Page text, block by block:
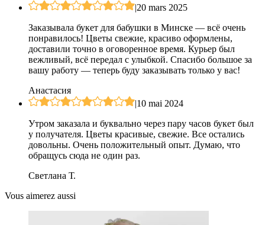
|20 mars 2025
Заказывала букет для бабушки в Минске — всё очень
понравилось! Цветы свежие, красиво оформлены,
доставили точно в оговоренное время. Курьер был
вежливый, всё передал с улыбкой. Спасибо большое за
вашу работу — теперь буду заказывать только у вас!
Анастасия
|10 mai 2024
Утром заказала и буквально через пару часов букет был
у получателя. Цветы красивые, свежие. Все остались
довольны. Очень положительный опыт. Думаю, что
обращусь сюда не один раз.
Светлана Т.
Vous aimerez aussi